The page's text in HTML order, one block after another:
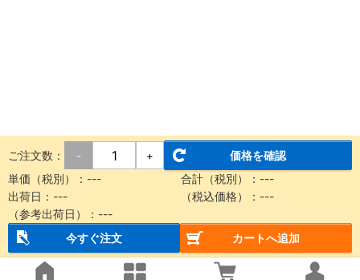
ご注文数： - +
価格を確認
単価（税別）： --- 合計（税別）： ---
出荷日： --- （税込価格）： ---
（参考出荷日）： ---
今すぐ注文
カートへ追加